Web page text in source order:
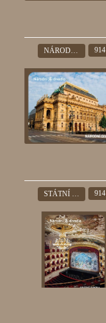
NÁRODNÍ DIVADLO 914
STÁTNÍ OPERA 914